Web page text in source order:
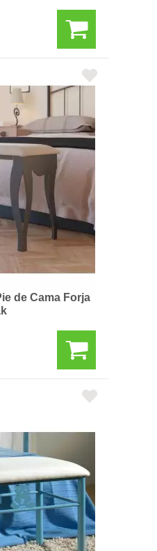
de Cama Forja